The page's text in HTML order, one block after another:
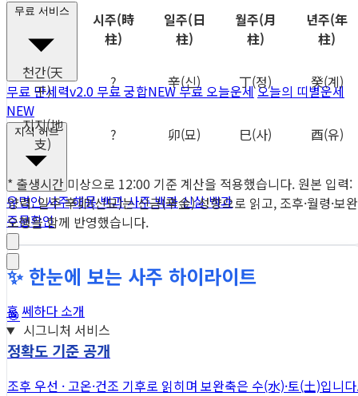
무료 서비스
무료 만세력v2.0 무료 궁합NEW 무료 오늘운세 오늘의 띠별운세
NEW
지식 허브
유명인 사주해몽 백과사주 백과신살 백과
주문확인
홈 쎄하다 소개
시그니처 서비스
시주(時
柱)
일주(日
柱)
월주(月
柱)
년주(年
柱)
천간(天
干)
? 辛(신) 丁(정) 癸(계)
지지(地
支)
? 卯(묘) 巳(사) 酉(유)
* 출생시간 미상으로 12:00 기준 계산을 적용했습니다. 원본 입력:
양력. 일주 辛卯(신묘)는 신금(辛金) 성향으로 읽고, 조후·월령·보완
오행을 함께 반영했습니다.
✨ 한눈에 보는 사주 하이라이트
🎯
정확도 기준 공개
조후 우선 · 고온·건조 기후로 읽히며 보완축은 수(水)·토(土)입니